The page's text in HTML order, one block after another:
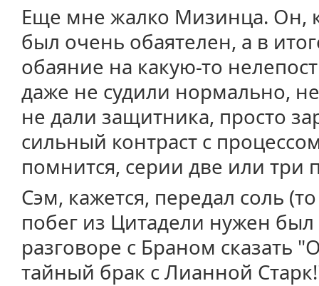
Еще мне жалко Мизинца. Он,
был очень обаятелен, а в
обаяние на какую-то
даже не судили нормально,
не дали защитника, просто
сильный контраст с
помнится, серии две или три
Сэм, кажется, передал соль
побег из Цитадели нужен был
разговоре с Браном сказать
тайный брак с Лианной